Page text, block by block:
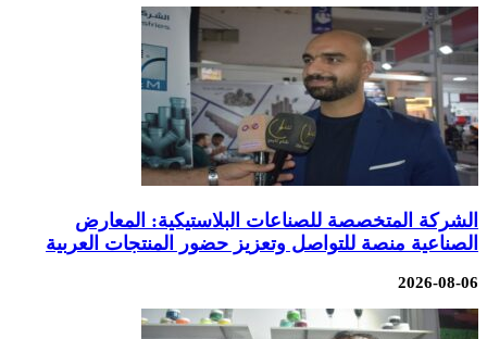
الشركة المتخصصة للصناعات البلاستيكية: المعارض
الصناعية منصة للتواصل وتعزيز حضور المنتجات العربية
2026-08-06